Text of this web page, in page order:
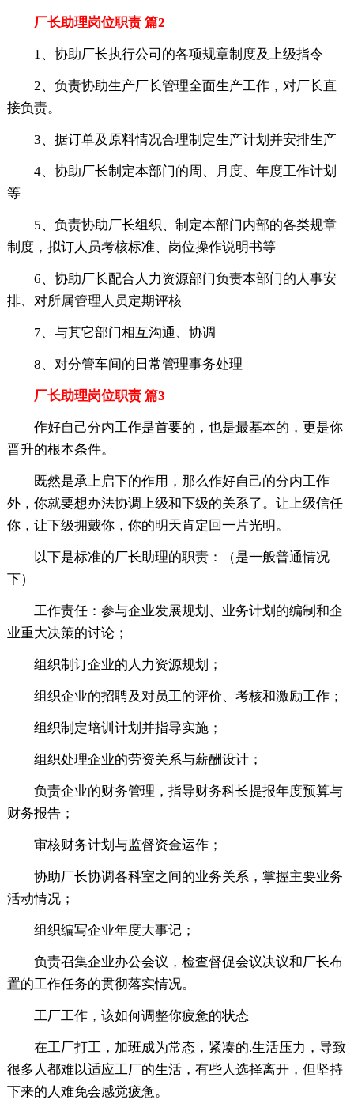
厂长助理岗位职责 篇2
1、协助厂长执行公司的各项规章制度及上级指令
2、负责协助生产厂长管理全面生产工作，对厂长直
接负责。
3、据订单及原料情况合理制定生产计划并安排生产
4、协助厂长制定本部门的周、月度、年度工作计划
等
5、负责协助厂长组织、制定本部门内部的各类规章
制度，拟订人员考核标准、岗位操作说明书等
6、协助厂长配合人力资源部门负责本部门的人事安
排、对所属管理人员定期评核
7、与其它部门相互沟通、协调
8、对分管车间的日常管理事务处理
厂长助理岗位职责 篇3
作好自己分内工作是首要的，也是最基本的，更是你
晋升的根本条件。
既然是承上启下的作用，那么作好自己的分内工作
外，你就要想办法协调上级和下级的关系了。让上级信任
你，让下级拥戴你，你的明天肯定回一片光明。
以下是标准的厂长助理的职责：（是一般普通情况
下）
工作责任：参与企业发展规划、业务计划的编制和企
业重大决策的讨论；
组织制订企业的人力资源规划；
组织企业的招聘及对员工的评价、考核和激励工作；
组织制定培训计划并指导实施；
组织处理企业的劳资关系与薪酬设计；
负责企业的财务管理，指导财务科长提报年度预算与
财务报告；
审核财务计划与监督资金运作；
协助厂长协调各科室之间的业务关系，掌握主要业务
活动情况；
组织编写企业年度大事记；
负责召集企业办公会议，检查督促会议决议和厂长布
置的工作任务的贯彻落实情况。
工厂工作，该如何调整你疲惫的状态
在工厂打工，加班成为常态，紧凑的.生活压力，导致
很多人都难以适应工厂的生活，有些人选择离开，但坚持
下来的人难免会感觉疲惫。